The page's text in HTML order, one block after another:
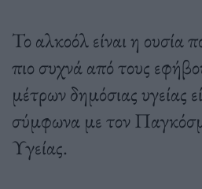
Το αλκοόλ είναι η ουσία
πιο συχνά από τους
μέτρων δημόσιας υγείας
σύμφωνα με τον
Υγείας.